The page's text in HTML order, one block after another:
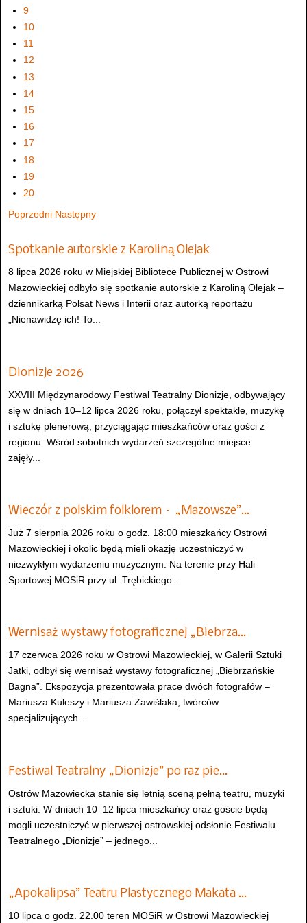
9
10
11
12
13
14
15
16
17
18
19
20
Poprzedni Następny
Spotkanie autorskie z Karoliną Olejak
8 lipca 2026 roku w Miejskiej Bibliotece Publicznej w Ostrowi
Mazowieckiej odbyło się spotkanie autorskie z Karoliną Olejak –
dziennikarką Polsat News i Interii oraz autorką reportażu
„Nienawidzę ich! To...
Dionizje 2026
XXVIII Międzynarodowy Festiwal Teatralny Dionizje, odbywający
się w dniach 10–12 lipca 2026 roku, połączył spektakle, muzykę
i sztukę plenerową, przyciągając mieszkańców oraz gości z
regionu. Wśród sobotnich wydarzeń szczególne miejsce
zajęły...
Wieczór z polskim folklorem – „Mazowsze”…
Już 7 sierpnia 2026 roku o godz. 18:00 mieszkańcy Ostrowi
Mazowieckiej i okolic będą mieli okazję uczestniczyć w
niezwykłym wydarzeniu muzycznym. Na terenie przy Hali
Sportowej MOSiR przy ul. Trębickiego...
Wernisaż wystawy fotograficznej „Biebrza…
17 czerwca 2026 roku w Ostrowi Mazowieckiej, w Galerii Sztuki
Jatki, odbył się wernisaż wystawy fotograficznej „Biebrzańskie
Bagna”. Ekspozycja prezentowała prace dwóch fotografów –
Mariusza Kuleszy i Mariusza Zawiślaka, twórców
specjalizujących...
Festiwal Teatralny „Dionizje” po raz pie…
Ostrów Mazowiecka stanie się letnią sceną pełną teatru, muzyki
i sztuki. W dniach 10–12 lipca mieszkańcy oraz goście będą
mogli uczestniczyć w pierwszej ostrowskiej odsłonie Festiwalu
Teatralnego „Dionizje” – jednego...
„Apokalipsa” Teatru Plastycznego Makata …
10 lipca o godz. 22.00 teren MOSiR w Ostrowi Mazowieckiej